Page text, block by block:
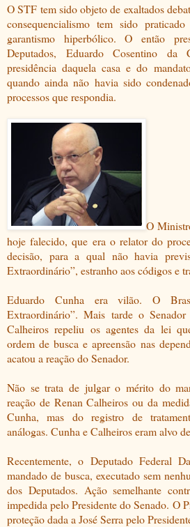
O STF tem sido objeto de exaltados
consequencialismo tem sido
garantismo hiperbólico. O então
Deputados, Eduardo Cosentino da
presidência daquela casa e do
quando ainda não havia sido
processos que respondia.
O
hoje falecido, que era o relator do
decisão, para a qual não havia
Extraordinário”, estranho aos códigos e
Eduardo Cunha era vilão. O
Extraordinário”. Mais tarde o Senador
Calheiros repeliu os agentes da lei
ordem de busca e apreensão nas
acatou a reação do Senador.
Não se trata de julgar o mérito do
reação de Renan Calheiros ou da
Cunha, mas do registro de
análogas. Cunha e Calheiros eram alvo
Recentemente, o Deputado Federal
mandado de busca, executado sem
dos Deputados. Ação semelhante
impedida pelo Presidente do Senado. O
proteção dada a José Serra pelo